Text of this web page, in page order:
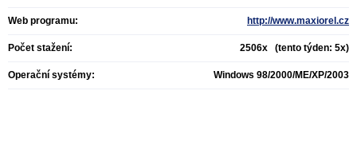
Web programu: http://www.maxiorel.cz
Počet stažení: 2506x (tento týden: 5x)
Operační systémy: Windows 98/2000/ME/XP/2003